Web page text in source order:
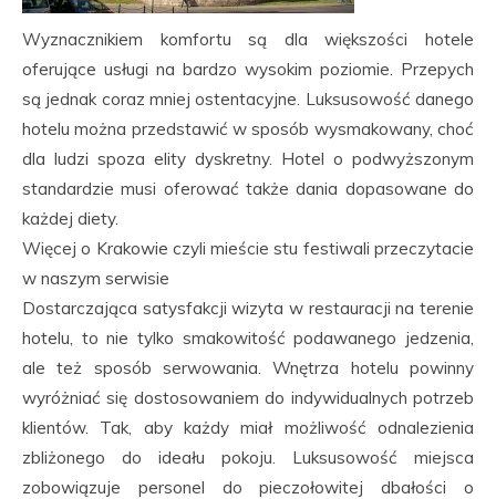
Wyznacznikiem komfortu są dla większości hotele
oferujące usługi na bardzo wysokim poziomie. Przepych
są jednak coraz mniej ostentacyjne. Luksusowość danego
hotelu można przedstawić w sposób wysmakowany, choć
dla ludzi spoza elity dyskretny. Hotel o podwyższonym
standardzie musi oferować także dania dopasowane do
każdej diety.
Więcej o Krakowie czyli mieście stu festiwali przeczytacie
w naszym serwisie
Dostarczająca satysfakcji wizyta w restauracji na terenie
hotelu, to nie tylko smakowitość podawanego jedzenia,
ale też sposób serwowania. Wnętrza hotelu powinny
wyróżniać się dostosowaniem do indywidualnych potrzeb
klientów. Tak, aby każdy miał możliwość odnalezienia
zbliżonego do ideału pokoju. Luksusowość miejsca
zobowiązuje personel do pieczołowitej dbałości o